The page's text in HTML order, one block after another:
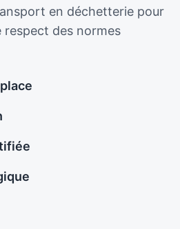
en déchetterie pour
respect des normes